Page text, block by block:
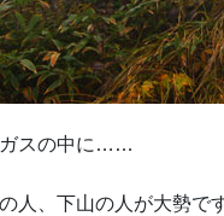
ガスの中に……
人、下山の人が大勢で